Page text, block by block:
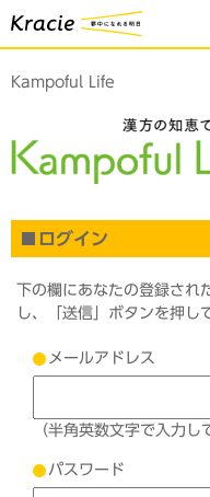
Kampoful Life
ログイン
下の欄にあなたの登録され
し、「送信」ボタンを押し
メールアドレス
（半角英数文字で入力し
パスワード